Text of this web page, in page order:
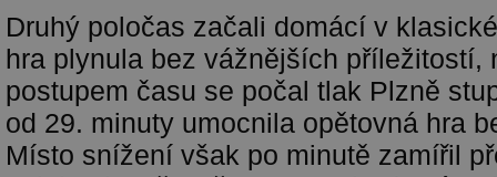
Druhý poločas začali domácí v
hra plynula bez vážnějších příležitostí,
postupem času se počal tlak Plzně
od 29. minuty umocnila opětovná hra
Místo snížení však po minutě zamířil